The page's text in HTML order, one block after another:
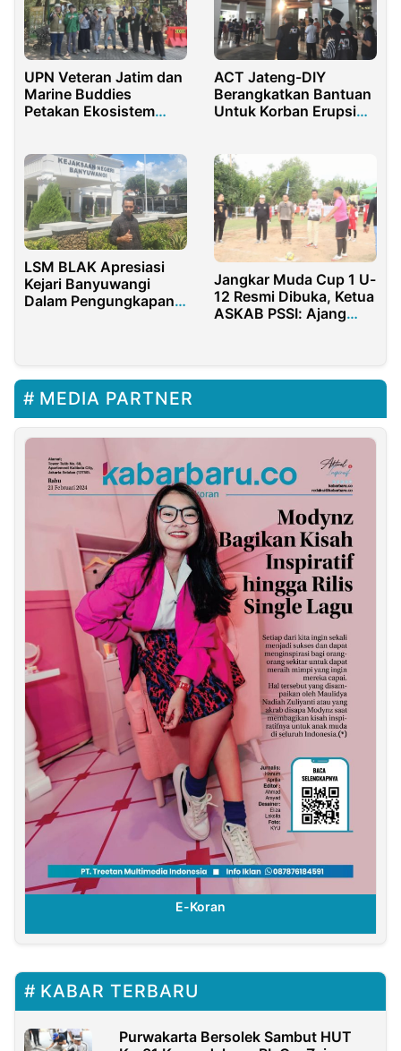
UPN Veteran Jatim dan
Marine Buddies
Petakan Ekosistem
ACT Jateng-DIY
Berangkatkan Bantuan
Untuk Korban Erupsi
LSM BLAK Apresiasi
Kejari Banyuwangi
Dalam Pengungkapan
Jangkar Muda Cup 1 U-
12 Resmi Dibuka, Ketua
ASKAB PSSI: Ajang
MEDIA PARTNER
E-Koran
KABAR TERBARU
Purwakarta Bersolek Sambut HUT